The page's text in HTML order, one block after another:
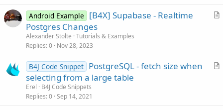
lA
l
Android Example
[B4X] Supabase - Realtime
Postgres Changes
Alexander Stolte Tutorials & Examples
Replies 0 Nov 28, 2023
A
B4J Code Snippet PostgreSQL - fetch size when
selecting from a large table
Erel
B4J Code Snippets
Replies 0 Sep 14, 2021